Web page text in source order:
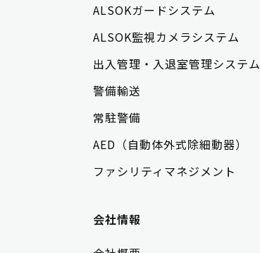
ALSOKガードシステム
ALSOK監視カメラシステム
出入管理・入退室管理システム
警備輸送
常駐警備
AED（自動体外式除細動器）
ファシリティマネジメント
会社情報